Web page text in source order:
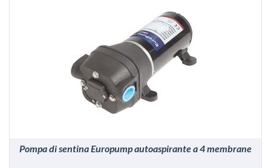
VEDI
Pompa di sentina Europump autoaspirante a 4 membrane